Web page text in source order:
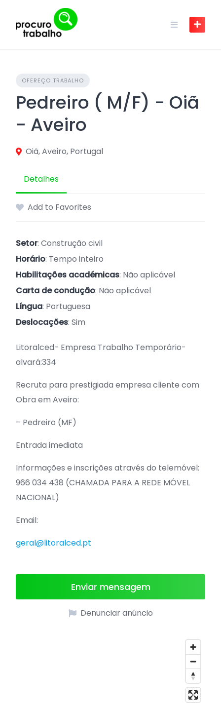
content
OFEREÇO TRABALHO
Pedreiro ( M/F) - Oiã
- Aveiro
Oiã, Aveiro, Portugal
Detalhes
Add to Favorites
Setor: Construção civil
Horário: Tempo inteiro
Habilitações académicas: Não aplicável
Carta de condução: Não aplicável
Língua: Portuguesa
Deslocações: Sim
Litoralced- Empresa Trabalho Temporário-
alvará:334
Recruta para prestigiada empresa cliente com
Obra em Aveiro:
– Pedreiro (MF)
Entrada imediata
Informações e inscrições através do telemóvel:
966 034 438 (CHAMADA PARA A REDE MÓVEL
NACIONAL)
Email:
geral@litoralced.pt
Enviar mensagem
Denunciar anúncio